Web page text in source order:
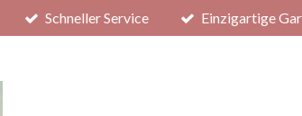
Schneller Service Einzigartige